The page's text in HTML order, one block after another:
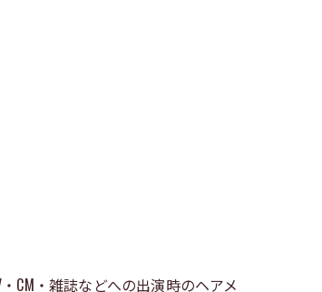
CM・雑誌などへの出演時のヘアメ